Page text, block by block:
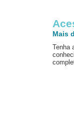
Mais
Tenha